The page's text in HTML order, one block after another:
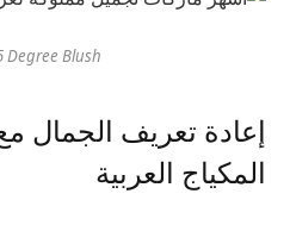
Degree Blush
إعادة تعريف الجمال
المكياج العربية